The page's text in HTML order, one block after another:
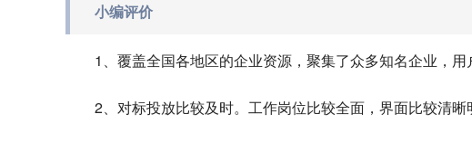
小编评价
1、覆盖全国各地区的企业资源，聚集了众多知名企业，
2、对标投放比较及时。工作岗位比较全面，界面比较清晰